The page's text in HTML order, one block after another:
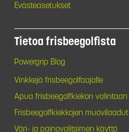
Evästeasetukset
Tietoa frisbeegolfista
Powergrip Blog
Vinkkejä frisbeegolfaajalle
Apua frisbeegolfkiekon valintaan
Frisbeegolfkiekkojen muovilaadut
Väri- ja painovalitsimen käyttö